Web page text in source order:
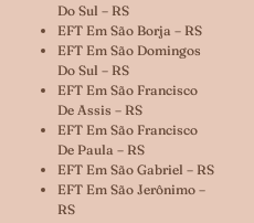
Do Sul – RS
EFT Em São Borja – RS
EFT Em São Domingos
Do Sul – RS
EFT Em São Francisco
De Assis – RS
EFT Em São Francisco
De Paula – RS
EFT Em São Gabriel – RS
EFT Em São Jerônimo –
RS